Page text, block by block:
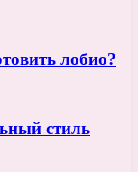
лобио?
стиль